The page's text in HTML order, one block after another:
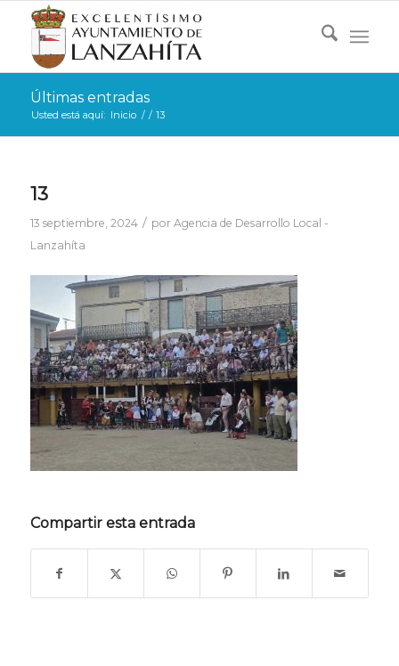
Últimas entradas
Usted está aquí: Inicio / / 13
13
13 septiembre, 2024 / por Agencia de Desarrollo Local -
Lanzahíta
Compartir esta entrada